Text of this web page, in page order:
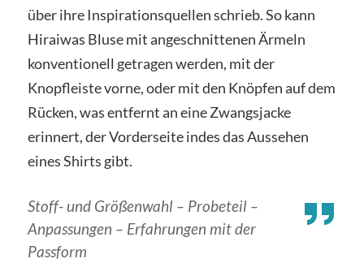
über ihre Inspirationsquellen schrieb. So kann
Hiraiwas Bluse mit angeschnittenen Ärmeln
konventionell getragen werden, mit der
Knopfleiste vorne, oder mit den Knöpfen auf dem
Rücken, was entfernt an eine Zwangsjacke
erinnert, der Vorderseite indes das Aussehen
eines Shirts gibt.
Stoff- und Größenwahl – Probeteil –
Anpassungen – Erfahrungen mit der
Passform